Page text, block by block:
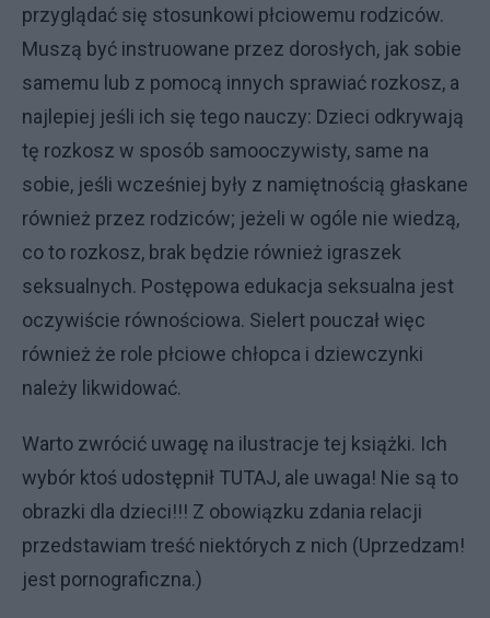
przyglądać się stosunkowi płciowemu rodziców.
Muszą być instruowane przez dorosłych, jak sobie
samemu lub z pomocą innych sprawiać rozkosz, a
najlepiej jeśli ich się tego nauczy: Dzieci odkrywają
tę rozkosz w sposób samooczywisty, same na
sobie, jeśli wcześniej były z namiętnością głaskane
również przez rodziców; jeżeli w ogóle nie wiedzą,
co to rozkosz, brak będzie również igraszek
seksualnych. Postępowa edukacja seksualna jest
oczywiście równościowa. Sielert pouczał więc
również że role płciowe chłopca i dziewczynki
należy likwidować.
Warto zwrócić uwagę na ilustracje tej książki. Ich
wybór ktoś udostępnił TUTAJ, ale uwaga! Nie są to
obrazki dla dzieci!!! Z obowiązku zdania relacji
przedstawiam treść niektórych z nich (Uprzedzam!
jest pornograficzna.)